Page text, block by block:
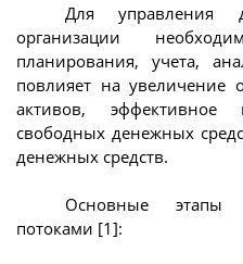
Для управления
организации
планирования, учета,
повлияет на увеличение
активов, эффективное
свободных денежных
денежных средств.
Основные этапы
потоками [1]: